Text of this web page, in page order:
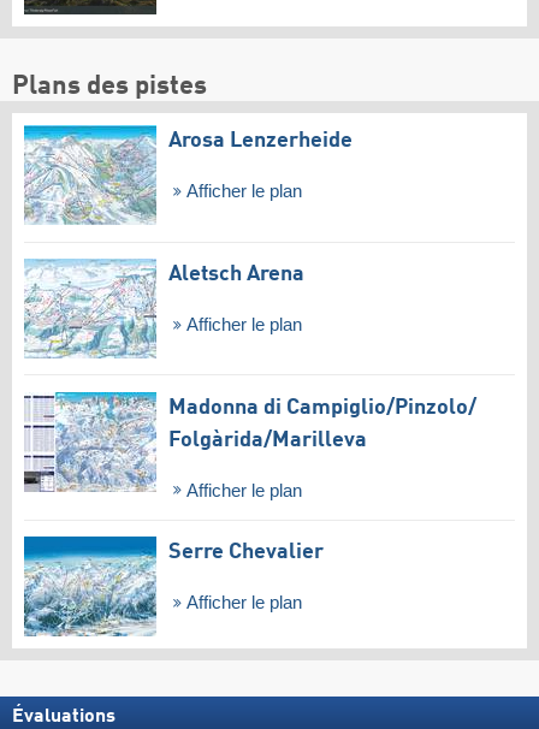
Plans des pistes
Arosa Lenzerheide
Afficher le plan
Aletsch Arena
Afficher le plan
Madonna di Campiglio/​Pinzolo/​
Folgàrida/​Marilleva
Afficher le plan
Serre Chevalier
Afficher le plan
Évaluations